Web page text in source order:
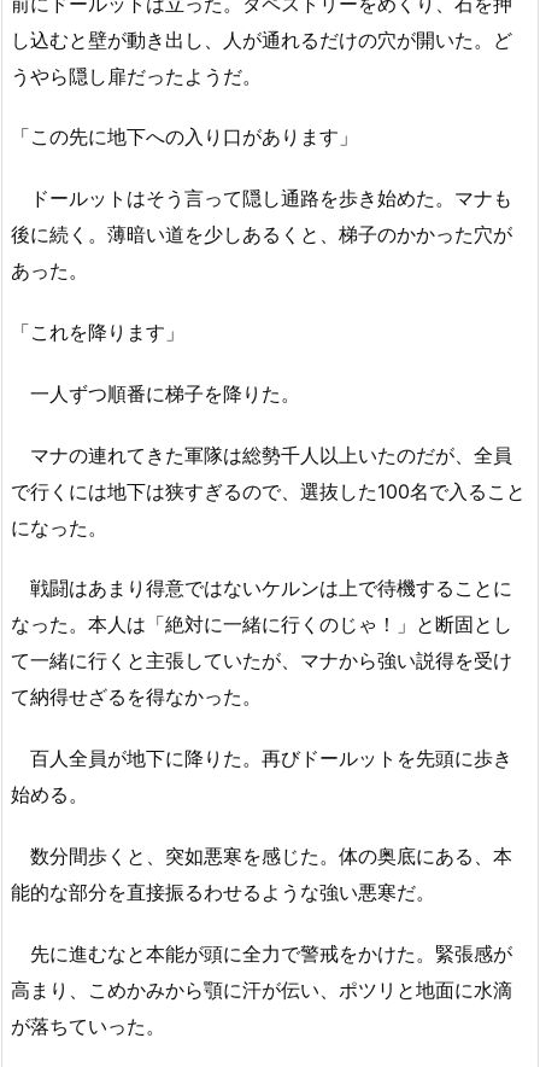
し込むと壁が動き出し、人が通れるだけの穴が開いた。ど
うやら隠し扉だったようだ。
「この先に地下への入り口があります」
ドールットはそう言って隠し通路を歩き始めた。マナも
後に続く。薄暗い道を少しあるくと、梯子のかかった穴が
あった。
「これを降ります」
一人ずつ順番に梯子を降りた。
マナの連れてきた軍隊は総勢千人以上いたのだが、全員
で行くには地下は狭すぎるので、選抜した100名で入ること
になった。
戦闘はあまり得意ではないケルンは上で待機することに
なった。本人は「絶対に一緒に行くのじゃ！」と断固とし
て一緒に行くと主張していたが、マナから強い説得を受け
て納得せざるを得なかった。
百人全員が地下に降りた。再びドールットを先頭に歩き
始める。
数分間歩くと、突如悪寒を感じた。体の奥底にある、本
能的な部分を直接振るわせるような強い悪寒だ。
先に進むなと本能が頭に全力で警戒をかけた。緊張感が
高まり、こめかみから顎に汗が伝い、ポツリと地面に水滴
が落ちていった。